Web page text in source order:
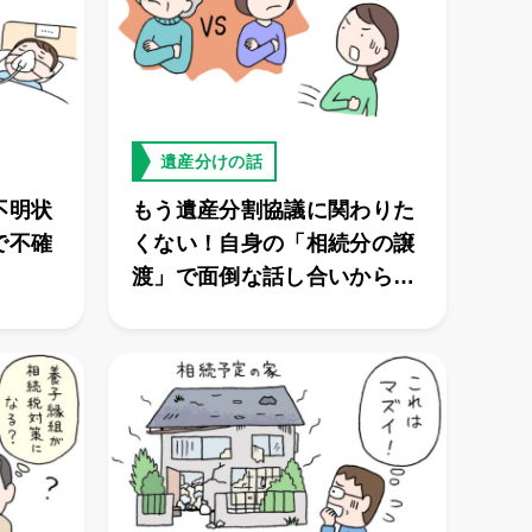
明状
不確
遺産分けの話
もう遺産分割協議に関わりた
くない！自身の「相続分の譲
渡」で面倒な話し合いから抜